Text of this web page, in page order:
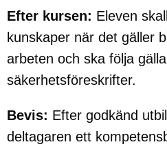
Efter kursen: Eleven
kunskaper när det gäller
arbeten och ska följa
säkerhetsföreskrifter.
Bevis: Efter godkänd
deltagaren ett